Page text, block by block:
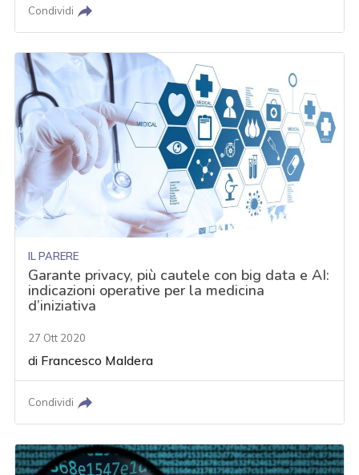
Condividi
IL PARERE
Garante privacy, più cautele con big data e AI:
indicazioni operative per la medicina
d’iniziativa
27 Ott 2020
di Francesco Maldera
Condividi